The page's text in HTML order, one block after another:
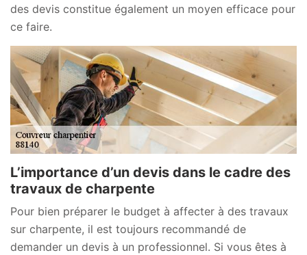
des devis constitue également un moyen efficace pour
ce faire.
L’importance d’un devis dans le cadre des
travaux de charpente
Pour bien préparer le budget à affecter à des travaux
sur charpente, il est toujours recommandé de
demander un devis à un professionnel. Si vous êtes à